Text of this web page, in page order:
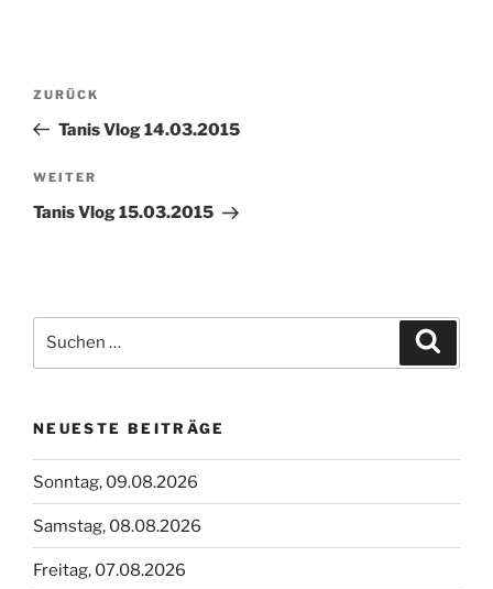
Beitragsnavigation
Vorheriger
Beitrag
ZURÜCK
Tanis Vlog 14.03.2015
Nächster
Beitrag
WEITER
Tanis Vlog 15.03.2015
nach:
NEUESTE BEITRÄGE
Sonntag, 09.08.2026
Samstag, 08.08.2026
Freitag, 07.08.2026